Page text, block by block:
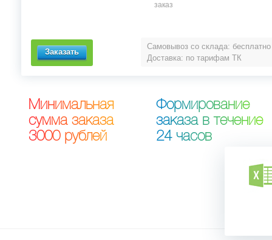
Самовывоз со склада: бесплатно
Доставка: по тарифам ТК
заказ
Минимальная
сумма заказа
3000 рублей
Формирование
заказа в течение
24 часов